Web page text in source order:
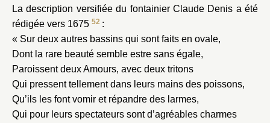
La description versifiée du fontainier Claude Denis a été
rédigée vers 1675 52:
« Sur deux autres bassins qui sont faits en ovale,
Dont la rare beauté semble estre sans égale,
Paroissent deux Amours, avec deux tritons
Qui pressent tellement dans leurs mains des poissons,
Qu’ils les font vomir et répandre des larmes,
Qui pour leurs spectateurs sont d’agréables charmes